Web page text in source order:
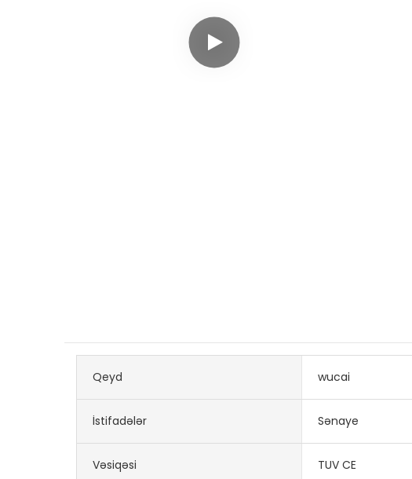
Qeyd wucai
İstifadələr Sənaye
Vəsiqəsi TUV CE